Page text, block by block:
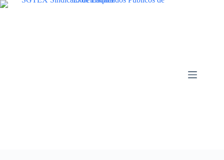
Saltar